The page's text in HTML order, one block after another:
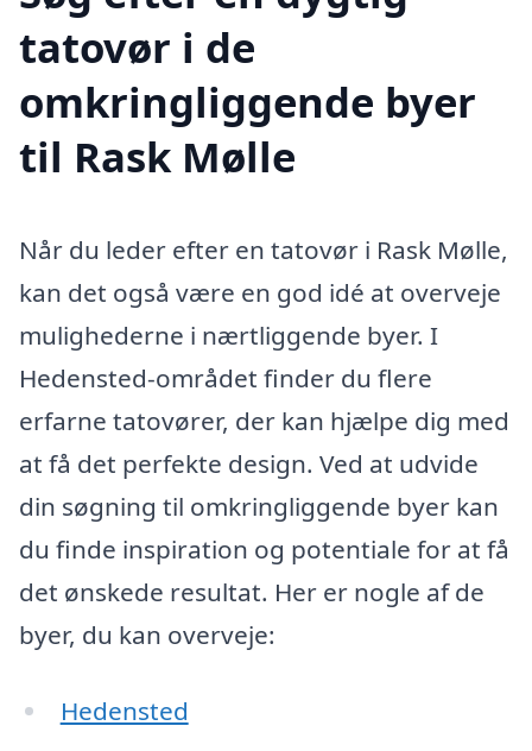
tatovør i de
omkringliggende byer
til Rask Mølle
Når du leder efter en tatovør i Rask Mølle,
kan det også være en god idé at overveje
mulighederne i nærtliggende byer. I
Hedensted-området finder du flere
erfarne tatovører, der kan hjælpe dig med
at få det perfekte design. Ved at udvide
din søgning til omkringliggende byer kan
du finde inspiration og potentiale for at få
det ønskede resultat. Her er nogle af de
byer, du kan overveje:
Hedensted